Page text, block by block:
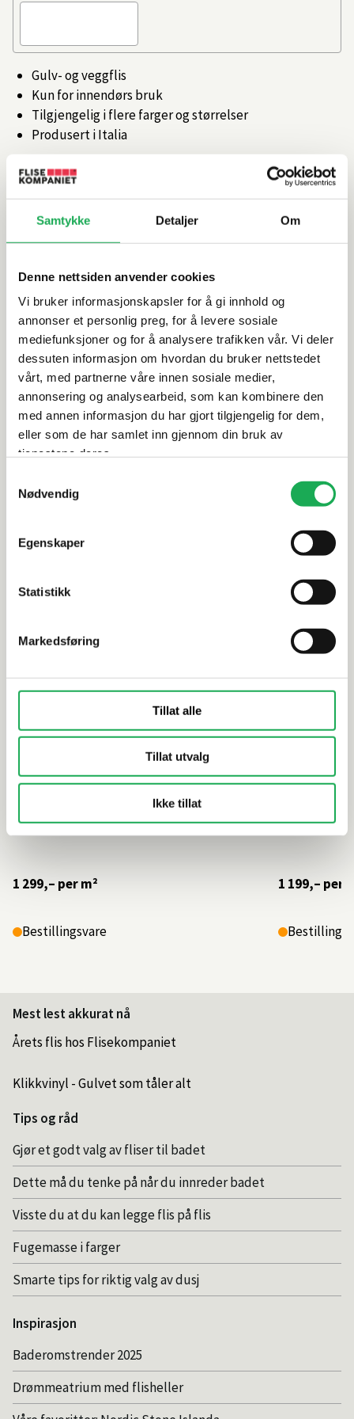
Samtykke Detaljer Om
Denne nettsiden anvender cookies
Vi bruker informasjonskapsler for å gi innhold og
annonser et personlig preg, for å levere sosiale
mediefunksjoner og for å analysere trafikken vår. Vi deler
dessuten informasjon om hvordan du bruker nettstedet
vårt, med partnerne våre innen sosiale medier,
annonsering og analysearbeid, som kan kombinere den
med annen informasjon du har gjort tilgjengelig for dem,
eller som de har samlet inn gjennom din bruk av
tjenestene deres.
Nødvendig
Egenskaper
Statistikk
Markedsføring
Tillat alle
Tillat utvalg
Ikke tillat
Gulv- og veggflis
Kun for innendørs bruk
Tilgjengelig i flere farger og størrelser
Produsert i Italia
Artikkelnr.101473252
Produktinformasjon
Spesifikasjoner
Rengjøring og vedlikehold
Leveringsinformasjon
Dokumentasjon
Alternative produkter
I Classici, Testa Di Moro (matt) 10x10
1 299,– per m²
Bestillingsvare
Metro
20x20 Flis
1 199,– per
Mest lest akkurat nå
Årets flis hos Flisekompaniet
Klikkvinyl - Gulvet som tåler alt
Tips og råd
Gjør et godt valg av fliser til badet
Dette må du tenke på når du innreder badet
Visste du at du kan legge flis på flis
Fugemasse i farger
Smarte tips for riktig valg av dusj
Inspirasjon
Baderomstrender 2025
Drømmeatrium med flisheller